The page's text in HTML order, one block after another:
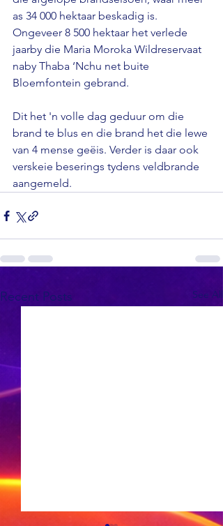
as 34 000 hektaar beskadig is.
Ongeveer 8 500 hektaar het verlede
jaarby die Maria Moroka Wildreservaat
naby Thaba ‘Nchu net buite
Bloemfontein gebrand.
Dit het 'n volle dag geduur om die
brand te blus en die brand het die lewe
van 4 mense geëis. Verder is daar ook
verskeie beserings tydens veldbrande
aangemeld.
Recent Posts See All